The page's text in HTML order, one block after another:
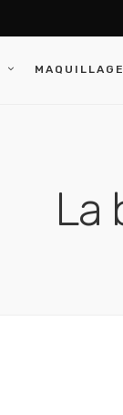
MAQUILLAGE
La